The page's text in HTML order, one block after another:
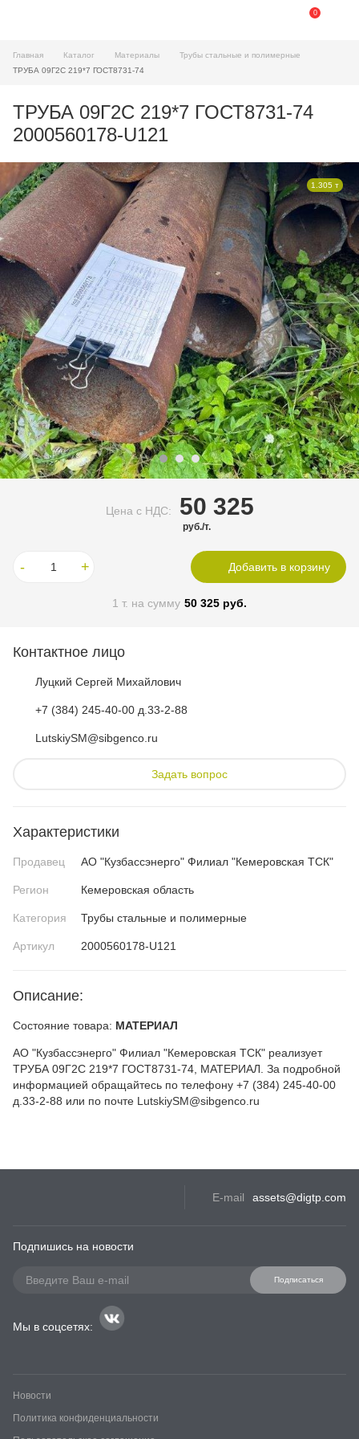
0
Главная Каталог Материалы
Трубы стальные и полимерные
ТРУБА 09Г2С 219*7 ГОСТ8731-74
ТРУБА 09Г2С 219*7 ГОСТ8731-74
2000560178-U121
1.305 т
Контактное лицо
Луцкий Сергей Михайлович
+7 (384) 245-40-00 д.33-2-88
LutskiySM@sibgenco.ru
Задать вопрос
Характеристики
Продавец АО "Кузбассэнерго" Филиал "Кемеровская ТСК"
Регион Кемеровская область
Категория Трубы стальные и полимерные
Артикул 2000560178-U121
Цена c НДС: 50 325
руб./т.
- + Добавить в корзину
1 т. на сумму 50 325 руб.
Описание:
Состояние товара: МАТЕРИАЛ
АО "Кузбассэнерго" Филиал "Кемеровская ТСК" реализует
ТРУБА 09Г2С 219*7 ГОСТ8731-74, МАТЕРИАЛ. За подробной
информацией обращайтесь по телефону +7 (384) 245-40-00
д.33-2-88 или по почте LutskiySM@sibgenco.ru
E-mail assets@digtp.com
Подпишись на новости
Подписаться
Мы в соцсетях:
Новости
Политика конфиденциальности